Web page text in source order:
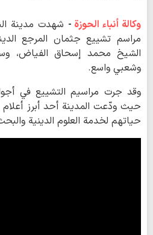
وكالة أنباء الحوزة - شهدت مدينة
مراسم تشييع جثمان المرجع
الشيخ محمد إسحاق الفياض،
وشعبي واسع.
وقد جرت مراسيم التشييع في
حيث ودّعت المدينة أحد أبرز أعلام
حياتهم لخدمة العلوم الدينية